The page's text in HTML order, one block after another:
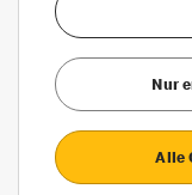
Häufige Fragen
Nur
Alle